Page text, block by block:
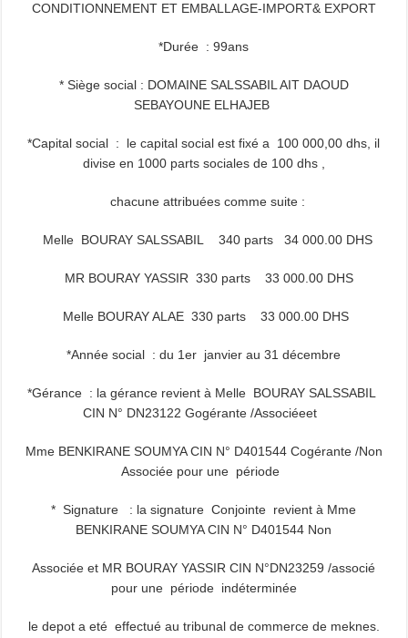
CONDITIONNEMENT ET EMBALLAGE-IMPORT& EXPORT
*Durée : 99ans
* Siège social : DOMAINE SALSSABIL AIT DAOUD
SEBAYOUNE ELHAJEB
*Capital social : le capital social est fixé a 100 000,00 dhs, il
divise en 1000 parts sociales de 100 dhs ,
chacune attribuées comme suite :
Melle BOURAY SALSSABIL 340 parts 34 000.00 DHS
MR BOURAY YASSIR 330 parts 33 000.00 DHS
Melle BOURAY ALAE 330 parts 33 000.00 DHS
*Année social : du 1er janvier au 31 décembre
*Gérance : la gérance revient à Melle BOURAY SALSSABIL
CIN N° DN23122 Gogérante /Associéeet
Mme BENKIRANE SOUMYA CIN N° D401544 Cogérante /Non
Associée pour une période
* Signature : la signature Conjointe revient à Mme
BENKIRANE SOUMYA CIN N° D401544 Non
Associée et MR BOURAY YASSIR CIN N°DN23259 /associé
pour une période indéterminée
le depot a eté effectué au tribunal de commerce de meknes.